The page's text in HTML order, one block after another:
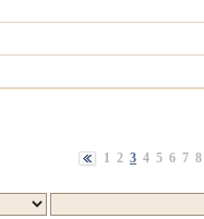
1 2 3 4 5 6 7 8